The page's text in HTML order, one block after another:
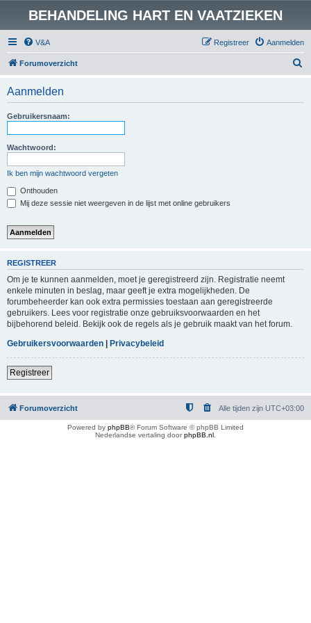
BEHANDELING HART EN VAATZIEKEN
V&A Aanmelden
Registreer
Forumoverzicht
Aanmelden
Gebruikersnaam:
Wachtwoord:
Ik ben mijn wachtwoord vergeten
Onthouden
Mij deze sessie niet weergeven in de lijst met online gebruikers
REGISTREER
Om je te kunnen aanmelden, moet je geregistreerd zijn. Registratie neemt
enkele minuten in beslag, maar geeft je extra mogelijkheden. De
forumbeheerder kan ook extra permissies toestaan aan geregistreerde
gebruikers. Lees voor registratie onze gebruiksvoorwaarden en het
bijbehorend beleid. Bekijk ook de regels als je gebruik maakt van het forum.
Gebruikersvoorwaarden | Privacybeleid
Registreer
Forumoverzicht Alle tijden zijn UTC+03:00
Powered by phpBB® Forum Software © phpBB Limited
Nederlandse vertaling doorphpBB.nl